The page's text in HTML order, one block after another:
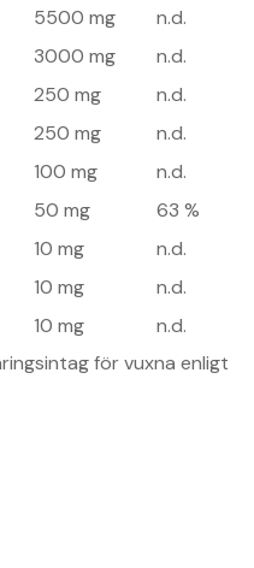
5500 mg
n.d.
3000 mg
n.d.
250 mg
n.d.
250 mg
n.d.
100 mg
n.d.
50 mg
63 %
10 mg
n.d.
10 mg
n.d.
10 mg
n.d.
för vuxna enligt